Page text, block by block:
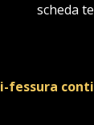
scheda
fessura